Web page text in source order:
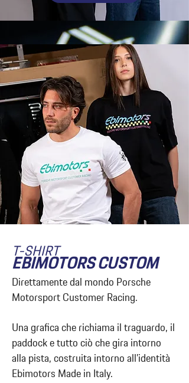
T-SHIRT
EBIMOTORS CUSTOM
Direttamente dal mondo Porsche
Motorsport Customer Racing.
Una grafica che richiama il traguardo, il
paddock e tutto ciò che gira intorno
alla pista, costruita intorno all’identità
Ebimotors Made in Italy.